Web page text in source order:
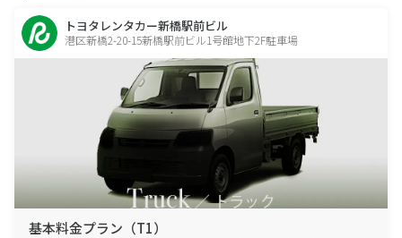
トヨタレンタカー新橋駅前ビル
港区新橋2-20-15新橋駅前ビル1号館地下2F駐車場
基本料金プラン（T1）